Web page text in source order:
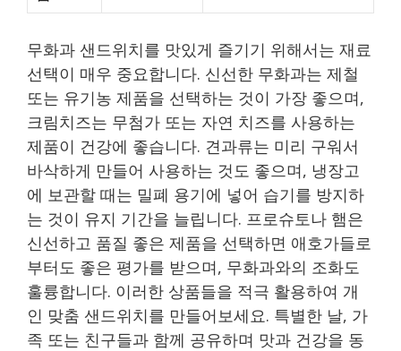
무화과 샌드위치를 맛있게 즐기기 위해서는 재료
선택이 매우 중요합니다. 신선한 무화과는 제철
또는 유기농 제품을 선택하는 것이 가장 좋으며,
크림치즈는 무첨가 또는 자연 치즈를 사용하는
제품이 건강에 좋습니다. 견과류는 미리 구워서
바삭하게 만들어 사용하는 것도 좋으며, 냉장고
에 보관할 때는 밀폐 용기에 넣어 습기를 방지하
는 것이 유지 기간을 늘립니다. 프로슈토나 햄은
신선하고 품질 좋은 제품을 선택하면 애호가들로
부터도 좋은 평가를 받으며, 무화과와의 조화도
훌륭합니다. 이러한 상품들을 적극 활용하여 개
인 맞춤 샌드위치를 만들어보세요. 특별한 날, 가
족 또는 친구들과 함께 공유하며 맛과 건강을 동